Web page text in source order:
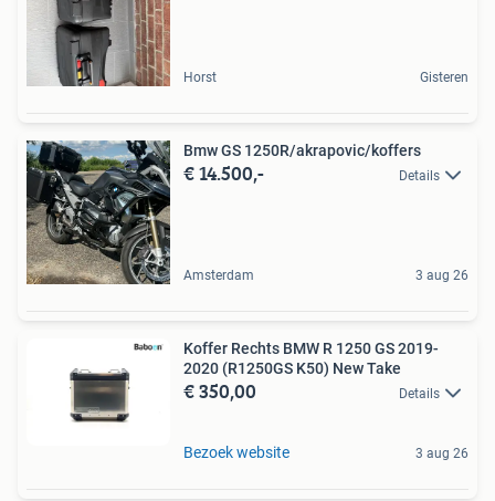
Horst Gisteren
Bmw GS 1250R/akrapovic/koffers
€ 14.500,- Details
Amsterdam 3 aug 26
Koffer Rechts BMW R 1250 GS 2019-
2020 (R1250GS K50) New Take
€ 350,00 Details
Bezoek website 3 aug 26